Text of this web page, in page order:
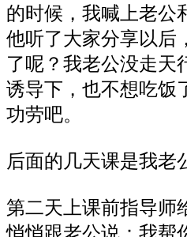
的时候，我喊上老公
他听了大家分享以后
了呢？我老公没走天
诱导下，也不想吃饭
功劳吧。
后面的几天课是我老
第二天上课前指导师